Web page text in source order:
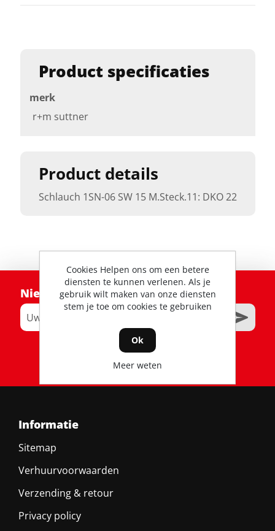
Product details
Schlauch 1SN-06 SW 15 M.Steck.11: DKO 22
Product specificaties
merk
r+m suttner
Nieuwsbrief
RSS
Informatie
Sitemap
Verhuurvoorwaarden
Verzending & retour
Privacy policy
Cookies Helpen ons om een betere
diensten te kunnen verlenen. Als je
gebruik wilt maken van onze diensten
stem je toe om cookies te gebruiken
Ok
Meer weten